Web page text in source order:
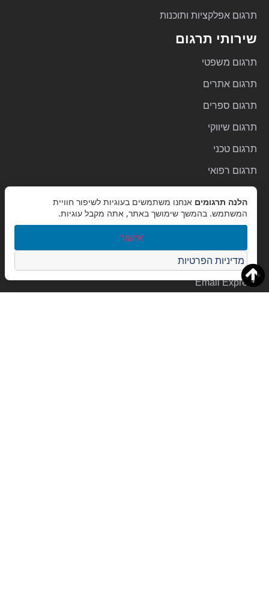
תרגום אפלקציות ותוכנות
שירותי תרגום
תרגום משפטי
תרגום אתרים
תרגום ספרים
תרגום שיווקי
תרגום טכני
תרגום רפואי
תרגום קורות חיים
קישורים שימושיים
מידע מקצועי
Email Express
הלנה תרגומים אנחנו משתמשים בעוגיות לשיפור חוויית
המשתמש. בהמשך שימושך באתר, אתה מקבל עוגיות.
אישור
מדיניות הפרטיות